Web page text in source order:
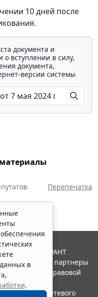
10 дней после
документа и
вступлении в силу,
документа,
версии системы
Перепечатка
в
.
Система ГАРАНТ
"Гарант" и ее партнеры
ассоциации правовой
в качестве сетевого